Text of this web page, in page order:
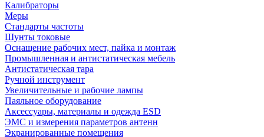
Калибраторы
Меры
Стандарты частоты
Шунты токовые
Оснащение рабочих мест, пайка и монтаж
Промышленная и антистатическая мебель
Антистатическая тара
Ручной инструмент
Увеличительные и рабочие лампы
Паяльное оборудование
Аксессуары, материалы и одежда ESD
ЭМС и измерения параметров антенн
Экранированные помещения